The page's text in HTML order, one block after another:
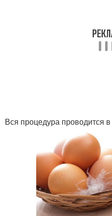
Вся процедура проводится в